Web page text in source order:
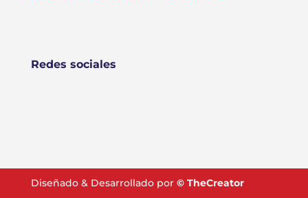
Redes sociales
Diseñado & Desarrollado por © TheCreator